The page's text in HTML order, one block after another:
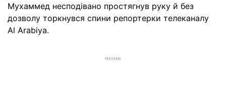
Мухаммед несподівано простягнув руку й без
дозволу торкнувся спини репортерки телеканалу
Al Arabiya.
РЕКЛАМА